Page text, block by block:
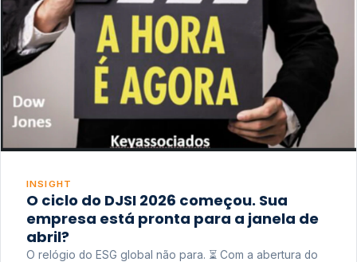
INSIGHT
O ciclo do DJSI 2026 começou. Sua
empresa está pronta para a janela de
abril?
O relógio do ESG global não para. ⏳ Com a abertura do